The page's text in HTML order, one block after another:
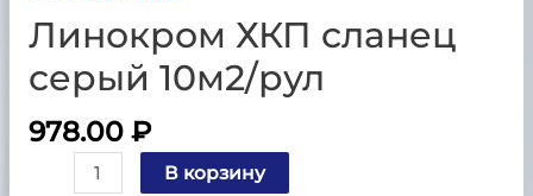
Линокром ХКП сланец
серый 10м2/рул
978.00 ₽
В корзину